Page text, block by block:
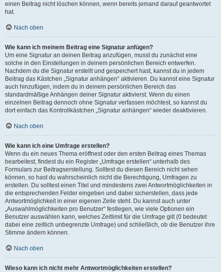
einen Beitrag nicht löschen können, wenn bereits jemand darauf geantwortet
hat.
Nach oben
Wie kann ich meinem Beitrag eine Signatur anfügen?
Um eine Signatur an deinen Beitrag anzufügen, musst du zunächst eine
solche in den Einstellungen in deinem persönlichen Bereich entwerfen.
Nachdem du die Signatur erstellt und gespeichert hast, kannst du in jedem
Beitrag das Kästchen „Signatur anhängen“ aktivieren. Du kannst eine Signatur
auch hinzufügen, indem du in deinem persönlichen Bereich das
standardmäßige Anhängen deiner Signatur aktivierst. Wenn du einen
einzelnen Beitrag dennoch ohne Signatur verfassen möchtest, so kannst du
dort einfach das Kontrollkästchen „Signatur anhängen“ wieder deaktivieren.
Nach oben
Wie kann ich eine Umfrage erstellen?
Wenn du ein neues Thema eröffnest oder den ersten Beitrag eines Themas
bearbeitest, findest du ein Register „Umfrage erstellen“ unterhalb des
Formulars zur Beitragserstellung. Solltest du diesen Bereich nicht sehen
können, so hast du wahrscheinlich nicht die Berechtigung, Umfragen zu
erstellen. Du solltest einen Titel und mindestens zwei Antwortmöglichkeiten in
die entsprechenden Felder eingeben und dabei sicherstellen, dass jede
Antwortmöglichkeit in einer eigenen Zeile steht. Du kannst auch unter
„Auswahlmöglichkeiten pro Benutzer“ festlegen, wie viele Optionen ein
Benutzer auswählen kann, welches Zeitlimit für die Umfrage gilt (0 bedeutet
dabei eine zeitlich unbegrenzte Umfrage) und schließlich, ob die Benutzer ihre
Stimme ändern können.
Nach oben
Wieso kann ich nicht mehr Antwortmöglichkeiten erstellen?